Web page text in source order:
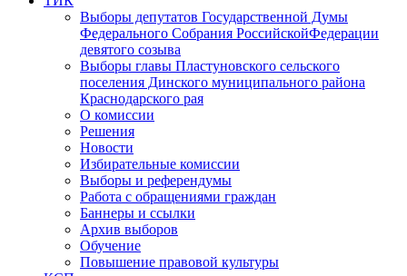
Выборы депутатов Государственной Думы
Федерального Собрания РоссийскойФедерации
девятого созыва
Выборы главы Пластуновского сельского
поселения Динского муниципального района
Краснодарского рая
О комиссии
Решения
Новости
Избирательные комиссии
Выборы и референдумы
Работа с обращениями граждан
Баннеры и ссылки
Архив выборов
Обучение
Повышение правовой культуры